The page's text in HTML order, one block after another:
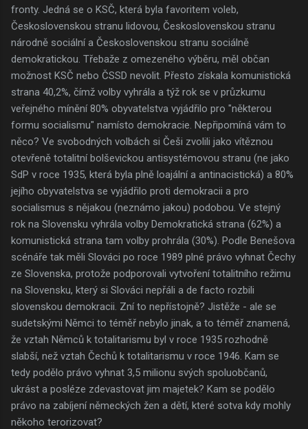
fronty. Jedná se o KSČ, která byla favoritem voleb,
Československou stranu lidovou, Československou stranu
národně sociální a Československou stranu sociálně
demokratickou. Třebaže z omezeného výběru, měl občan
možnost KSČ nebo ČSSD nevolit. Přesto získala komunistická
strana 40,2%, čímž volby vyhrála a týž rok se v průzkumu
veřejného mínění 80% obyvatelstva vyjádřilo pro "některou
formu socialismu" namísto demokracie. Nepřipomíná vám to
něco? Ve svobodných volbách si Češi zvolili jako vítěznou
otevřeně totalitní bolševickou antisystémovou stranu (ne jako
SdP v roce 1935, která byla plně loajální a antinacistická) a 80%
jejího obyvatelstva se vyjádřilo proti demokracii a pro
socialismus s nějakou (neznámo jakou) podobou. Ve stejný
rok na Slovensku vyhrála volby Demokratická strana (62%) a
komunistická strana tam volby prohrála (30%). Podle Benešova
scénáře tak měli Slováci po roce 1989 plné právo vyhnat Čechy
ze Slovenska, protože podporovali vytvoření totalitního režimu
na Slovensku, který si Slováci nepřáli a de facto rozbili
slovenskou demokracii. Zní to nepřístojně? Jistěže - ale se
sudetskými Němci to téměř nebylo jinak, a to téměř znamená,
že vztah Němců k totalitarismu byl v roce 1935 rozhodně
slabší, než vztah Čechů k totalitarismu v roce 1946. Kam se
tedy podělo právo vyhnat 3,5 milionu svých spoluobčanů,
ukrást a posléze zdevastovat jim majetek? Kam se podělo
právo na zabíjení německých žen a dětí, které sotva kdy mohly
někoho terorizovat?